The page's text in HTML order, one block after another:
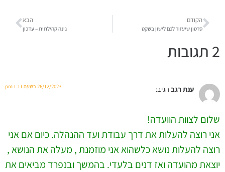
הקודם
סרטון שיעזור לכם לישון בשקט
הבא
גינה קהילתית – עדכון
2 תגובות
ענת רגב הגיב: 26/12/2023 בשעה 1:11 pm
שלום לצוות הוועדה!
אני רוצה להעלות את דרך עבודת ועד ההנהלה. כיום אם אני
רוצה להעלות נושא כלשהוא אני מוזמנת , מעלה את הנושא ,
יוצאת מהועדה ואז דנים בלעדי. בהמשך ובנפרד מביאים את